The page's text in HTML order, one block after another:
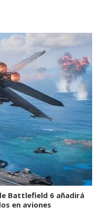
Battlefield 6 añadirá
en aviones